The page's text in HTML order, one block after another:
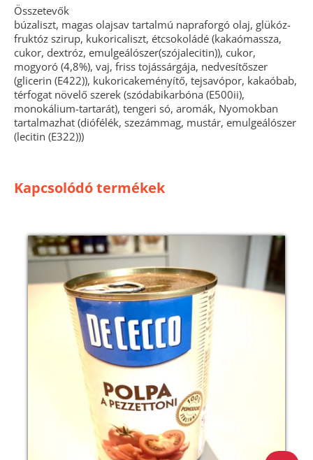
Összetevők
búzaliszt, magas olajsav tartalmú napraforgó olaj, glükóz-
fruktóz szirup, kukoricaliszt, étcsokoládé (kakaómassza,
cukor, dextróz, emulgeálószer(szójalecitin)), cukor,
mogyoró (4,8%), vaj, friss tojássárgája, nedvesítőszer
(glicerin (E422)), kukoricakeményítő, tejsavópor, kakaóbab,
térfogat növelő szerek (szódabikarbóna (E500ii),
monokálium-tartarát), tengeri só, aromák, Nyomokban
tartalmazhat (diófélék, szezámmag, mustár, emulgeálószer
(lecitin (E322)))
Kapcsolódó termékek